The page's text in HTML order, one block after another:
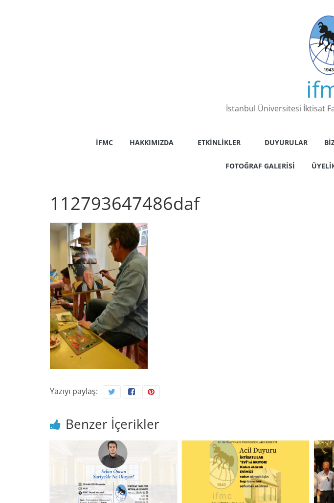
İstanbul Üniversitesi İktisat
İFMC HAKKIMIZDA ETKINLIKLER DUYURULAR
FOTOĞRAF GALERISI
112793647486daf
Yazıyı paylaş:
Benzer İçerikler